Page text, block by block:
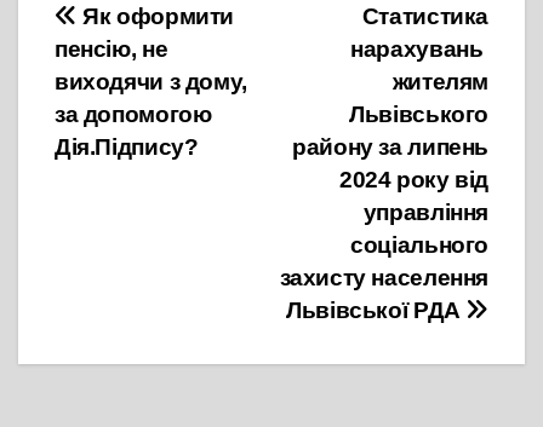
Навігація
записів
Статистика
нарахувань
жителям
Львівського
району за липень
2024 року від
управління
соціального
захисту населення
Львівської РДА
Як оформити
пенсію, не
виходячи з дому,
за допомогою
Дія.Підпису?